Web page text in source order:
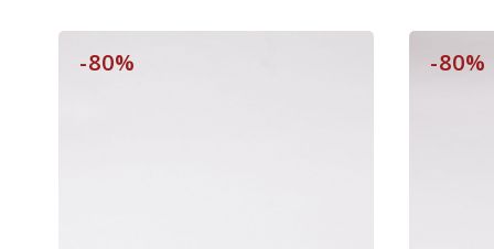
-80% -80%